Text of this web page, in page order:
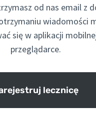
od nas email z
wiadomości
się w aplikacji
przeglądarce.
lecznicę